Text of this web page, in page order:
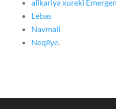
alîkariya xurekî
Lebas
Navmalî
Neqlîye.